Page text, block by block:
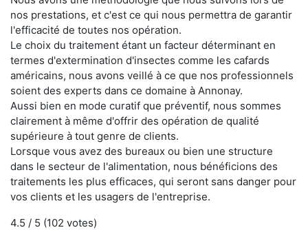
nos prestations, et c'est ce qui nous permettra de garantir
l'efficacité de toutes nos opération.
Le choix du traitement étant un facteur déterminant en
termes d'extermination d'insectes comme les cafards
américains, nous avons veillé à ce que nos professionnels
soient des experts dans ce domaine à Annonay.
Aussi bien en mode curatif que préventif, nous sommes
clairement à même d'offrir des opération de qualité
supérieure à tout genre de clients.
Lorsque vous avez des bureaux ou bien une structure
dans le secteur de l'alimentation, nous bénéficions des
traitements les plus efficaces, qui seront sans danger pour
vos clients et les usagers de l'entreprise.
4.5 / 5 (102 votes)